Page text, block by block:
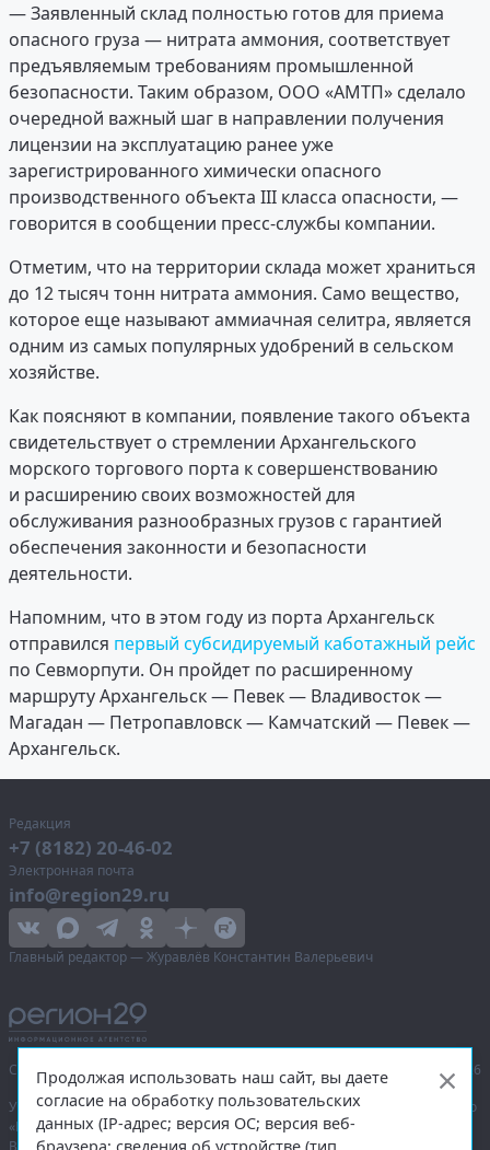
— Заявленный склад полностью готов для приема
опасного груза — нитрата аммония, соответствует
предъявляемым требованиям промышленной
безопасности. Таким образом, ООО «АМТП» сделало
очередной важный шаг в направлении получения
лицензии на эксплуатацию ранее уже
зарегистрированного химически опасного
производственного объекта III класса опасности, —
говорится в сообщении пресс-службы компании.
Отметим, что на территории склада может храниться
до 12 тысяч тонн нитрата аммония. Само вещество,
которое еще называют аммиачная селитра, является
одним из самых популярных удобрений в сельском
хозяйстве.
Как поясняют в компании, появление такого объекта
свидетельствует о стремлении Архангельского
морского торгового порта к совершенствованию
и расширению своих возможностей для
обслуживания разнообразных грузов с гарантией
обеспечения законности и безопасности
деятельности.
Напомним, что в этом году из порта Архангельск
отправился первый субсидируемый каботажный рейс
по Севморпути. Он пройдет по расширенному
маршруту Архангельск — Певек — Владивосток —
Магадан — Петропавловск — Камчатский — Певек —
Архангельск.
Редакция
+7 (8182) 20-46-02
Электронная почта
info@region29.ru
Главный редактор — Журавлёв Константин Валерьевич
Сетевое издание «Информационное агентство Регион 29»,
© 2016–2026
Учредитель — общество с ограниченной ответственностью «Агентство
«Правда Севера».
Продолжая использовать наш сайт, вы даете
согласие на обработку пользовательских
данных (IP-адрес; версия ОС; версия веб-